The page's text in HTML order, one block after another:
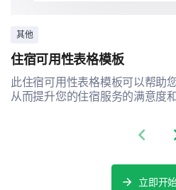
其他
住宿可用性表格模板
此住宿可用性表格模板可以帮助
从而提升您的住宿服务的满意度和
Previous
立即开